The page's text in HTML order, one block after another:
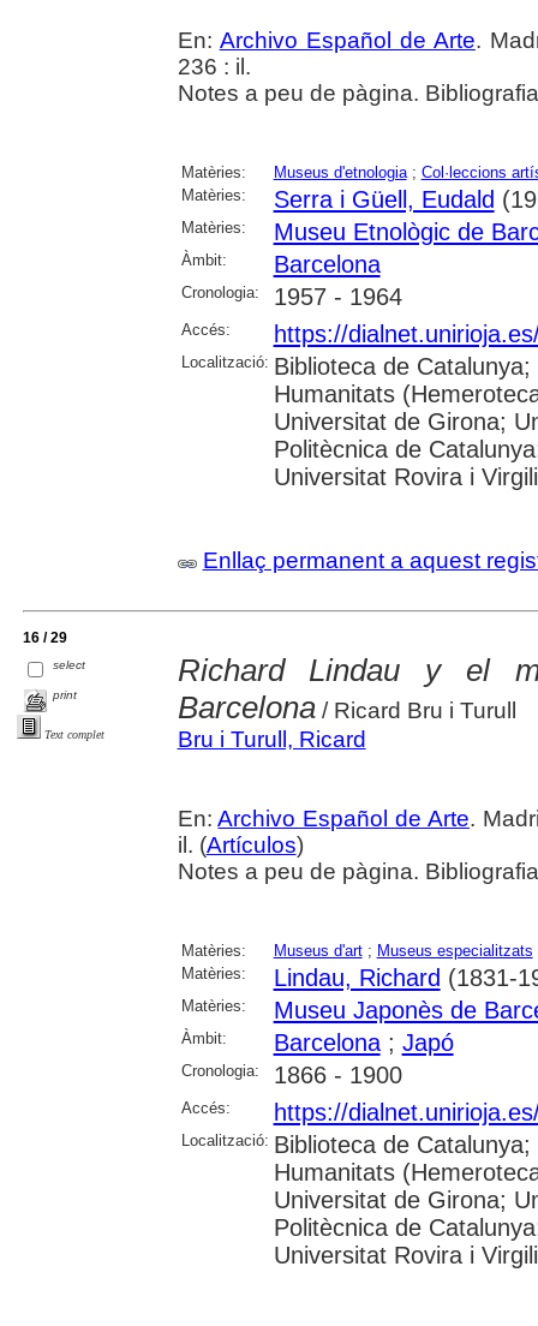
En: Archivo Español de Arte.
236 : il.
Notes a peu de pàgina.
Matèries: Museus d'etnologia; Col·leccions
Matèries:
Serra i Güell, Eudald
Matèries: Museu Etnològic de
Àmbit: Barcelona
Cronologia: 1957 - 1964
Accés: https://
Localització: Biblioteca de
Humanitats
Universitat de Girona;
Politècnica de
Universitat Rovira i Virgili
Enllaç permanent a aquest
16 / 29
select
print
Text complet
Richard Lindau y el
Barcelona/ Ricard Bru i Turull
Bru i Turull, Ricard
En:Archivo Español de Arte.
il. (Artículos)
Notes a peu de pàgina.
Matèries: Museus d'art; Museus especialitzats
Matèries:
Lindau, Richard (1831-
Matèries: Museu Japonès de
Àmbit: Barcelona; Japó
Cronologia: 1866 - 1900
Accés: https://
Localització: Biblioteca de
Humanitats
Universitat de Girona;
Politècnica de
Universitat Rovira i Virgili